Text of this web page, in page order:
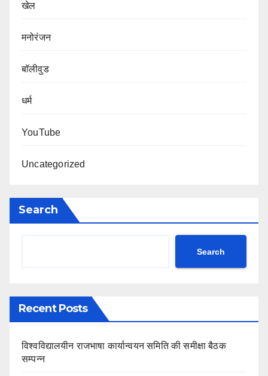
खेल
मनोरंजन
बॉलीवुड
धर्म
YouTube
Uncategorized
Search
Search
Recent Posts
विश्वविद्यालयीन राजभाषा कार्यान्वयन समिति की समीक्षा बैठक
सम्पन्न